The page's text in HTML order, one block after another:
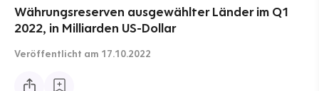
Währungsreserven ausgewählter Länder im Q1
2022, in Milliarden US-Dollar
Veröffentlicht am 17.10.2022